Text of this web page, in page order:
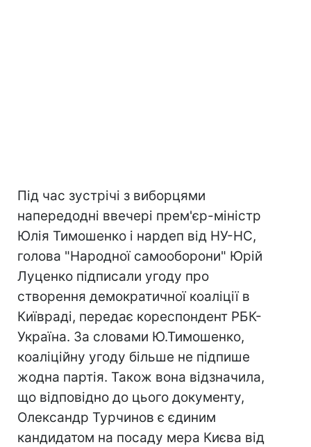
Під час зустрічі з виборцями
напередодні ввечері прем'єр-міністр
Юлія Тимошенко і нардеп від НУ-НС,
голова "Народної самооборони" Юрій
Луценко підписали угоду про
створення демократичної коаліції в
Київраді, передає кореспондент РБК-
Україна. За словами Ю.Тимошенко,
коаліційну угоду більше не підпише
жодна партія. Також вона відзначила,
що відповідно до цього документу,
Олександр Турчинов є єдиним
кандидатом на посаду мера Києва від